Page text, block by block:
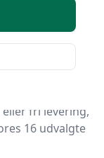
På
valg.
fri levering,
16 udvalgte